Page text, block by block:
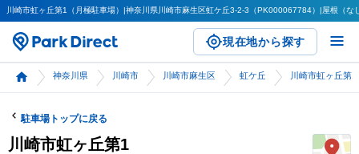
川崎市虹ヶ丘第1（月極駐車場）|神奈川県川崎市麻生区虹ケ丘3-2-3（PK000067784）|屋根（
現在地から探す
神奈川県 川崎市 川崎市麻生区 虹ケ丘 川崎市虹ヶ丘第1
駐車場トップに戻る
川崎市虹ヶ丘第1